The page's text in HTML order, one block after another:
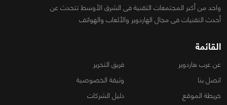
واحد من أكبر المجتمعات التقنية فى الشرق الأوسط تتحدث عن
أحدث التقنيات فى مجال الهاردوير والألعاب والهواتف
القائمة
عن عرب هاردوير
فريق التحرير
اتصل بنا
وثيقة الخصوصية
خريطة الموقع
دليل الشركات